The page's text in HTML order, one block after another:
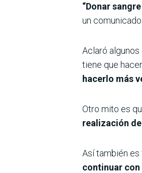
“Donar
un comunicado.
Aclaró algunos
tiene que
hacerlo más
Otro mito es
realización
Así también es
continuar